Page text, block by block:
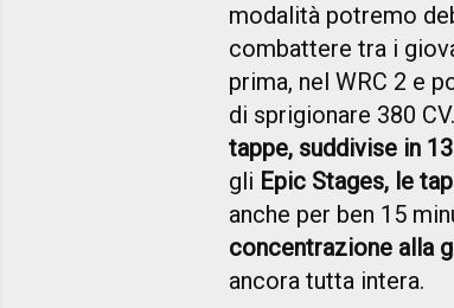
modalità potremo
combattere tra i
prima, nel WRC 2 e
di sprigionare 380
tappe, suddivise in
gli Epic Stages, le
anche per ben 15
concentrazione alla
ancora tutta intera.